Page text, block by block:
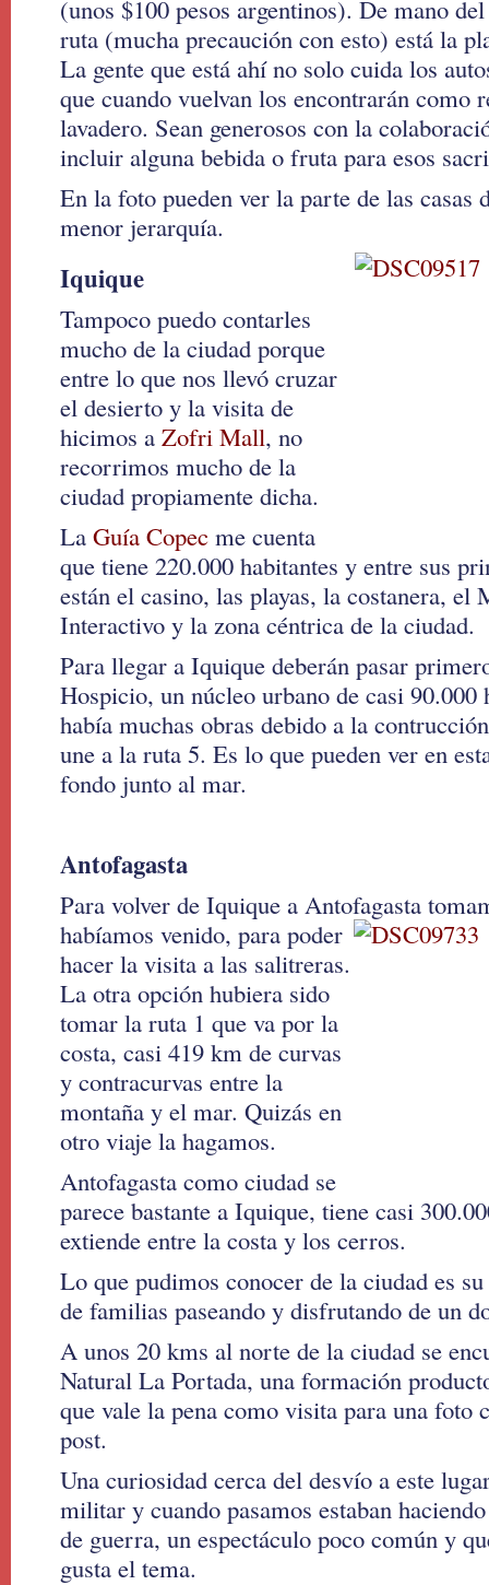
(unos $100 pesos argentinos). De mano
ruta (mucha precaución con esto) está la
La gente que está ahí no solo cuida los
que cuando vuelvan los encontrarán como
lavadero. Sean generosos con la
incluir alguna bebida o fruta para esos
En la foto pueden ver la parte de las casas
menor jerarquía.
Iquique
Tampoco puedo contarles
mucho de la ciudad porque
entre lo que nos llevó cruzar
el desierto y la visita de
hicimos a Zofri Mall, no
recorrimos mucho de la
ciudad propiamente dicha.
La Guía Copec me cuenta
que tiene 220.000 habitantes y entre sus
están el casino, las playas, la costanera, el
Interactivo y la zona céntrica de la ciudad.
Para llegar a Iquique deberán pasar
Hospicio, un núcleo urbano de casi 90.000
había muchas obras debido a la
une a la ruta 5. Es lo que pueden ver en
fondo junto al mar.
Antofagasta
Para volver de Iquique a Antofagasta
habíamos venido, para poder
hacer la visita a las salitreras.
La otra opción hubiera sido
tomar la ruta 1 que va por la
costa, casi 419 km de curvas
y contracurvas entre la
montaña y el mar. Quizás en
otro viaje la hagamos.
Antofagasta como ciudad se
parece bastante a Iquique, tiene casi
extiende entre la costa y los cerros.
Lo que pudimos conocer de la ciudad es
de familias paseando y disfrutando de un
A unos 20 kms al norte de la ciudad se
Natural La Portada, una formación
que vale la pena como visita para una foto
post.
Una curiosidad cerca del desvío a este
militar y cuando pasamos estaban
de guerra, un espectáculo poco común y
gusta el tema.